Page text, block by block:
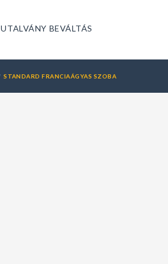
UTALVÁNY BEVÁLTÁS
STANDARD FRANCIAÁGYAS SZOBA